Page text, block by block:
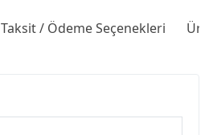
Taksit / Ödeme Seçenekleri